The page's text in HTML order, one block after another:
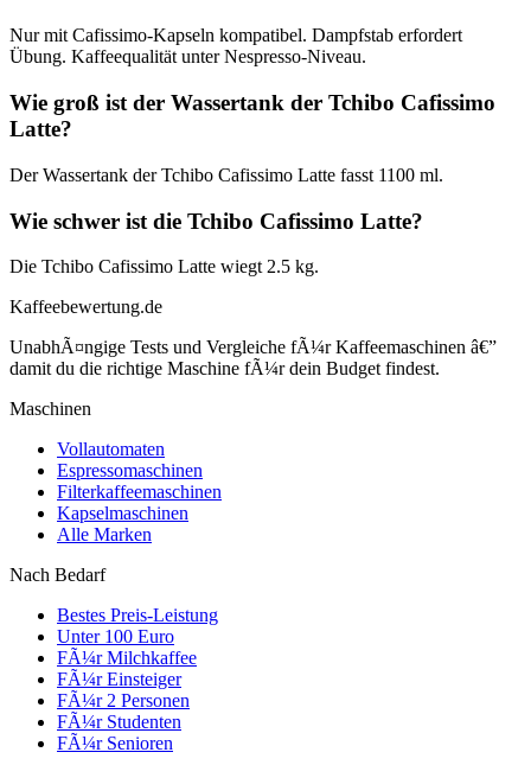
Nur mit Cafissimo-Kapseln kompatibel. Dampfstab erfordert
Übung. Kaffeequalität unter Nespresso-Niveau.
Wie groß ist der Wassertank der Tchibo Cafissimo
Latte?
Der Wassertank der Tchibo Cafissimo Latte fasst 1100 ml.
Wie schwer ist die Tchibo Cafissimo Latte?
Die Tchibo Cafissimo Latte wiegt 2.5 kg.
Kaffeebewertung.de
UnabhÃ¤ngige Tests und Vergleiche fÃ¼r Kaffeemaschinen â€”
damit du die richtige Maschine fÃ¼r dein Budget findest.
Maschinen
Vollautomaten
Espressomaschinen
Filterkaffeemaschinen
Kapselmaschinen
Alle Marken
Nach Bedarf
Bestes Preis-Leistung
Unter 100 Euro
FÃ¼r Milchkaffee
FÃ¼r Einsteiger
FÃ¼r 2 Personen
FÃ¼r Studenten
FÃ¼r Senioren